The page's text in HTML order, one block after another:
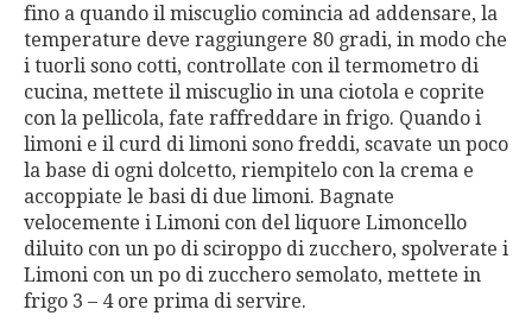
fino a quando il miscuglio comincia ad addensare, la
temperature deve raggiungere 80 gradi, in modo che
i tuorli sono cotti, controllate con il termometro di
cucina, mettete il miscuglio in una ciotola e coprite
con la pellicola, fate raffreddare in frigo. Quando i
limoni e il curd di limoni sono freddi, scavate un poco
la base di ogni dolcetto, riempitelo con la crema e
accoppiate le basi di due limoni. Bagnate
velocemente i Limoni con del liquore Limoncello
diluito con un po di sciroppo di zucchero, spolverate i
Limoni con un po di zucchero semolato, mettete in
frigo 3 – 4 ore prima di servire.